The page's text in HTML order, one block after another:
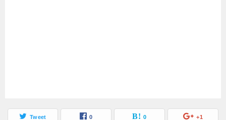
Tweet 0 0 +1